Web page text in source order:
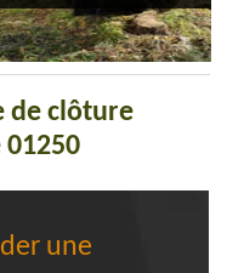
de clôture
une